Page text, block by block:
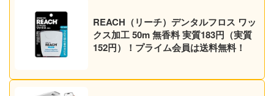
REACH（リーチ）デンタルフロス ワッ
クス加工 50m 無香料 実質183円（実質
152円）！プライム会員は送料無料！